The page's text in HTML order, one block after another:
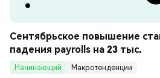
Сентябрьское повышение
падения payrolls на 23 тыс.
Начинающий
Макротенденции